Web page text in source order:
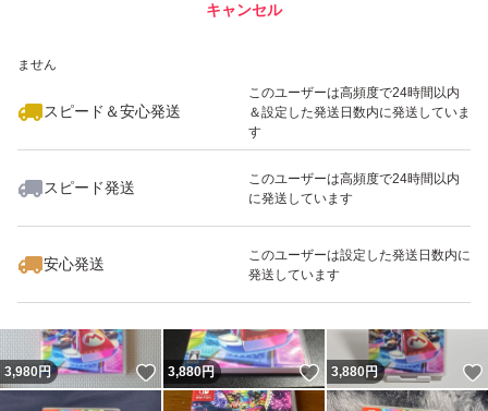
ません
スピード＆安心発送
このユーザーは高頻度で24時間以内
＆設定した発送日数内に発送していま
す
スピード発送
このユーザーは高頻度で24時間以内
に発送しています
安心発送
このユーザーは設定した発送日数内に
発送しています
キャンセル
いいね！
3,950
3,980円 いいね！
3,880円 いいね！
3,880円